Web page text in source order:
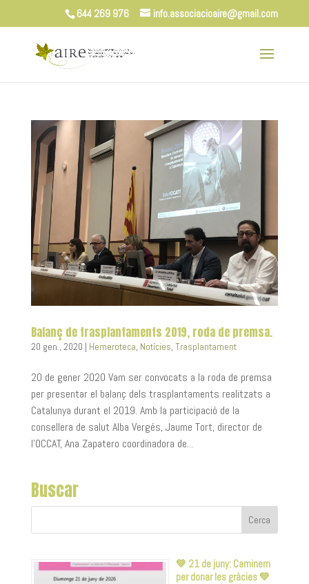
644 269 976 info.associacioaire@gmail.com
Balanç de trasplantaments 2019, roda de premsa.
20 gen., 2020 | Hemeroteca, Notícies, Trasplantament
20 de gener 2020 Vam ser convocats a la roda de premsa
per presentar el balanç dels trasplantaments realitzats a
Catalunya durant el 2019. Amb la participació de la
consellera de salut Alba Vergés, Jaume Tort, director de
l’OCCAT, Ana Zapatero coordinadora de...
Buscar
💚 21 de juny: Caminem
per donar les gràcies 💚